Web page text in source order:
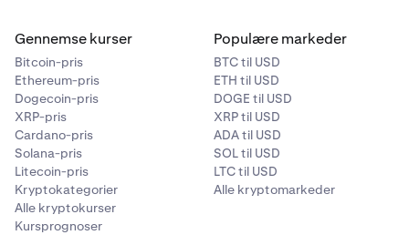
Gennemse kurser
Bitcoin-pris
Ethereum-pris
Dogecoin-pris
XRP-pris
Cardano-pris
Solana-pris
Litecoin-pris
Kryptokategorier
Alle kryptokurser
Kursprognoser
Populære markeder
BTC til USD
ETH til USD
DOGE til USD
XRP til USD
ADA til USD
SOL til USD
LTC til USD
Alle kryptomarkeder